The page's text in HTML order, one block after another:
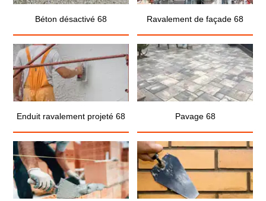
Béton désactivé 68 Ravalement de façade 68
Enduit ravalement projeté 68 Pavage 68